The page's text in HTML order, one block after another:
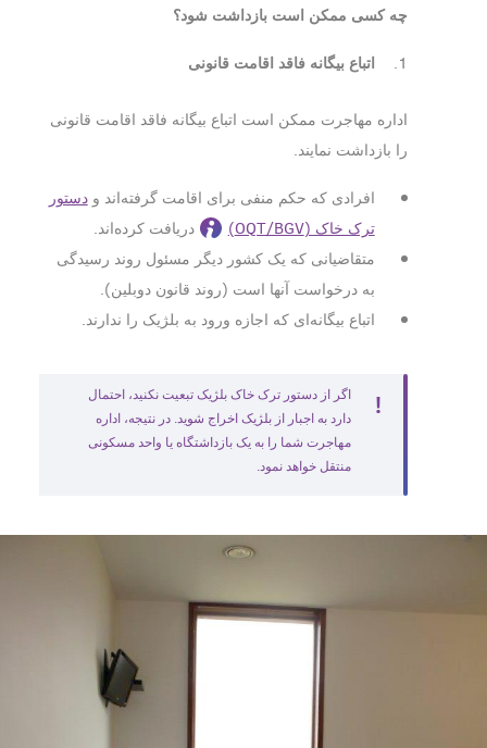
چه کسی ممکن است بازداشت شود؟
اتباع بیگانه فاقد اقامت قانونی
اداره مهاجرت ممکن است اتباع بیگانه فاقد اقامت قانونی
را بازداشت نمایند.
افرادی که حکم منفی برای اقامت گرفته‌اند ودستور
ترک خاک (OQT/BGV)
دریافت کرده‌اند.
متقاضیانی که یک کشور دیگر مسئول روند رسیدگی
به درخواست آنها است (روند قانون دوبلین).
اتباع بیگانه‌ای که اجازه ورود به بلژیک را ندارند.
اگر از دستور ترک خاک بلژیک تبعیت نکنید، احتمال
دارد به اجبار از بلژیک اخراج شوید. در نتیجه، اداره
مهاجرت شما را به یک بازداشتگاه یا واحد مسکونی
منتقل خواهد نمود.